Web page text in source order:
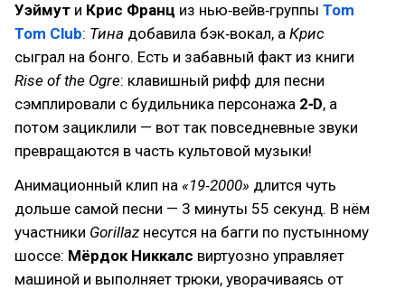
Уэймут и Крис Франц из нью‑вейв‑группы Tom
Tom Club: Тина добавила бэк‑вокал, а Крис
сыграл на бонго. Есть и забавный факт из книги
Rise of the Ogre: клавишный рифф для песни
сэмплировали с будильника персонажа 2‑D, а
потом зациклили — вот так повседневные звуки
превращаются в часть культовой музыки!
Анимационный клип на «19‑2000» длится чуть
дольше самой песни — 3 минуты 55 секунд. В нём
участники Gorillaz несутся на багги по пустынному
шоссе: Мёрдок Никкалс виртуозно управляет
машиной и выполняет трюки, уворачиваясь от